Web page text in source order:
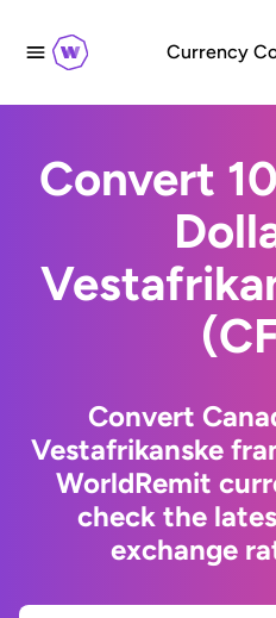
Currency
Convert
Convert
Vestafrikanske
WorldRemit
check the
exchange